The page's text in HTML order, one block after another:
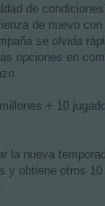
de
de nuevo
se olvida
opciones en
+ 10
la nueva
y obtiene otros